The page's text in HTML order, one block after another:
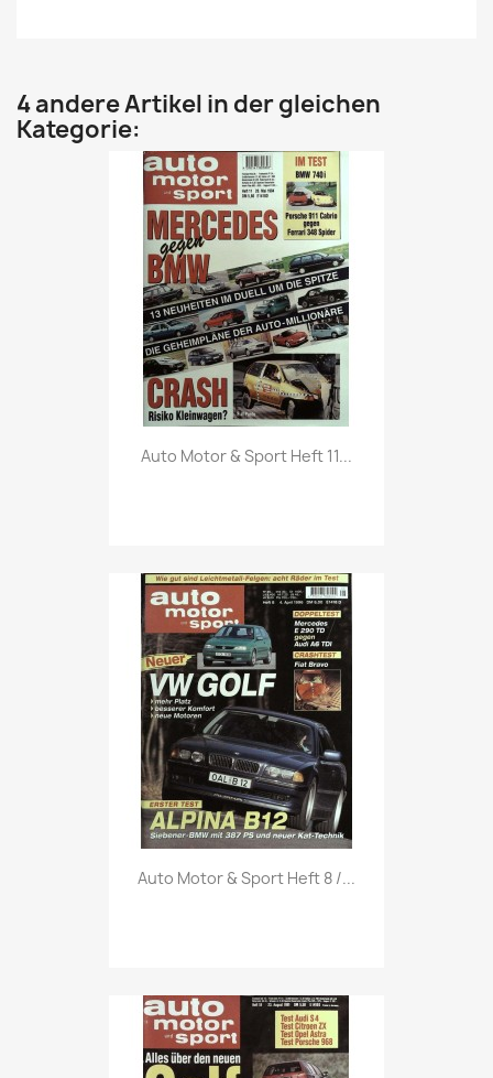
4 andere Artikel in der gleichen
Kategorie:
Vorschau
Auto Motor & Sport Heft 11...
Vorschau
Auto Motor & Sport Heft 8 /...